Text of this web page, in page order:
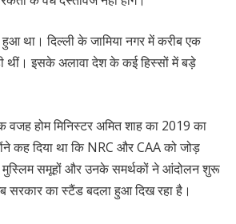
हुआ था। दिल्ली के जामिया नगर में करीब एक
थीं। इसके अलावा देश के कई हिस्सों में बड़े
होम मिनिस्टर अमित शाह का 2019 का
कह दिया था कि NRC और CAA को जोड़
मुस्लिम समूहों और उनके समर्थकों ने आंदोलन शुरू
सरकार का स्टैंड बदला हुआ दिख रहा है।